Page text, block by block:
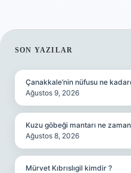
SIDEBAR
SON YAZILAR
Çanakkale’nin nüfusu ne
Ağustos 9, 2026
Kuzu göbeği mantarı ne
Ağustos 8, 2026
Mürvet Kıbrıslıgil kimdir ?